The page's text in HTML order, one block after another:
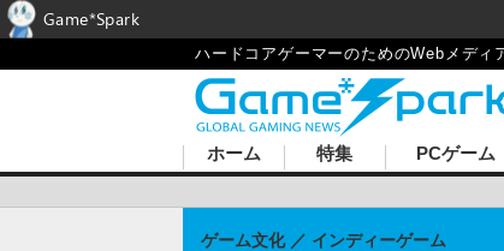
ハードコアゲーマーのためのWebメディ
ホーム 特集 PCゲーム
ゲーム文化 インディーゲーム
Game*Spark